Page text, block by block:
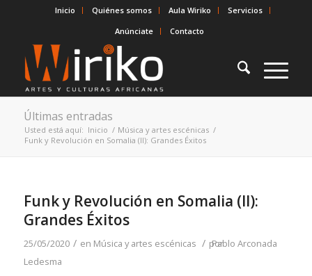
Inicio Quiénes somos Aula Wiriko
Servicios
Anúnciate
Contacto
Últimas entradas
Usted está aquí: Inicio / Música y artes escénicas /
Funk y Revolución en Somalia (II): Grandes Éxitos
Funk y Revolución en Somalia (II):
Grandes Éxitos
25/05/2020 / en Música y artes escénicas / por
Pablo Arconada
Ledesma